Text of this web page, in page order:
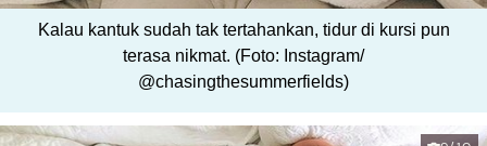
Kalau kantuk sudah tak tertahankan, tidur di kursi pun
terasa nikmat. (Foto: Instagram/
@chasingthesummerfields)